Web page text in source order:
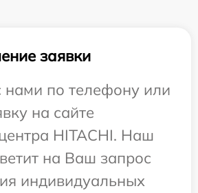
заявки
нами по телефону или
на сайте
HITACHI. Наш
на Ваш запрос
индивидуальных